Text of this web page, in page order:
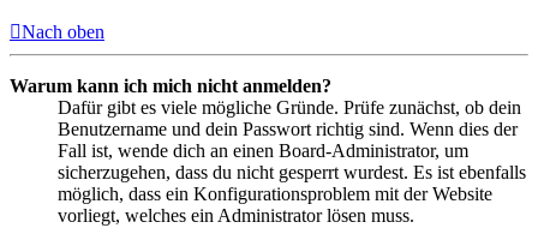
Nach oben
Warum kann ich mich nicht anmelden?
Dafür gibt es viele mögliche Gründe. Prüfe zunächst, ob dein
Benutzername und dein Passwort richtig sind. Wenn dies der
Fall ist, wende dich an einen Board-Administrator, um
sicherzugehen, dass du nicht gesperrt wurdest. Es ist ebenfalls
möglich, dass ein Konfigurationsproblem mit der Website
vorliegt, welches ein Administrator lösen muss.